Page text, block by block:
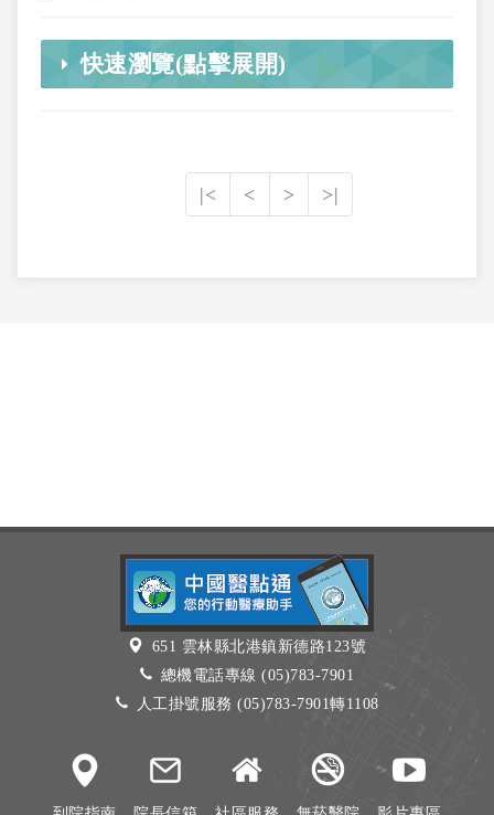
快速瀏覽(點擊展開)
|< < > >|
651 雲林縣北港鎮新德路123號
總機電話專線 (05)783-7901
人工掛號服務 (05)783-7901轉1108